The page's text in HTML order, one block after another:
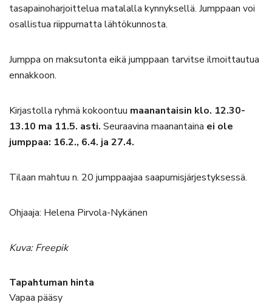
tasapainoharjoittelua matalalla kynnyksellä. Jumppaan voi
osallistua riippumatta lähtökunnosta.
Jumppa on maksutonta eikä jumppaan tarvitse ilmoittautua
ennakkoon.
Kirjastolla ryhmä kokoontuu maanantaisin klo. 12.30-
13.10 ma 11.5. asti. Seuraavina maanantaina ei ole
jumppaa: 16.2., 6.4. ja 27.4.
Tilaan mahtuu n. 20 jumppaajaa saapumisjärjestyksessä.
Ohjaaja: Helena Pirvola-Nykänen
Kuva: Freepik
Tapahtuman hinta
Vapaa pääsy